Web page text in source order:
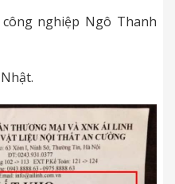
nghiệp Ngô Thanh